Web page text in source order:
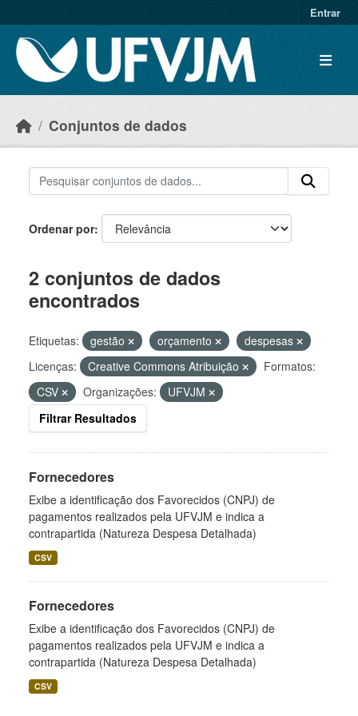
Entrar
Conjuntos de dados
Ordenar por
2 conjuntos de dados
encontrados
Etiquetas: gestão orçamento
despesas
Licenças:
Creative Commons Atribuição
Formatos:
CSV
Organizações:
UFVJM
Filtrar Resultados
Fornecedores
Exibe a identificação dos Favorecidos (CNPJ) de
pagamentos realizados pela UFVJM e indica a
contrapartida (Natureza Despesa Detalhada)
CSV
Fornecedores
Exibe a identificação dos Favorecidos (CNPJ) de
pagamentos realizados pela UFVJM e indica a
contrapartida (Natureza Despesa Detalhada)
CSV